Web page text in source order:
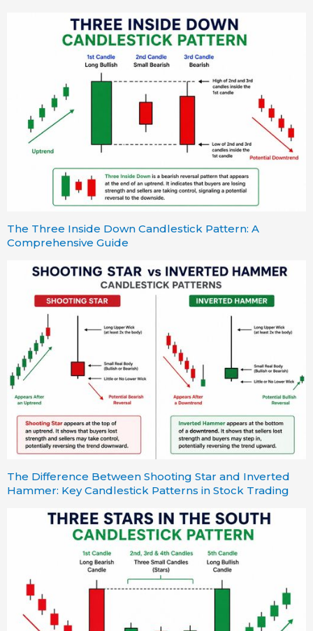
The Three Inside Down Candlestick Pattern: A
Comprehensive Guide
The Difference Between Shooting Star and Inverted
Hammer: Key Candlestick Patterns in Stock Trading